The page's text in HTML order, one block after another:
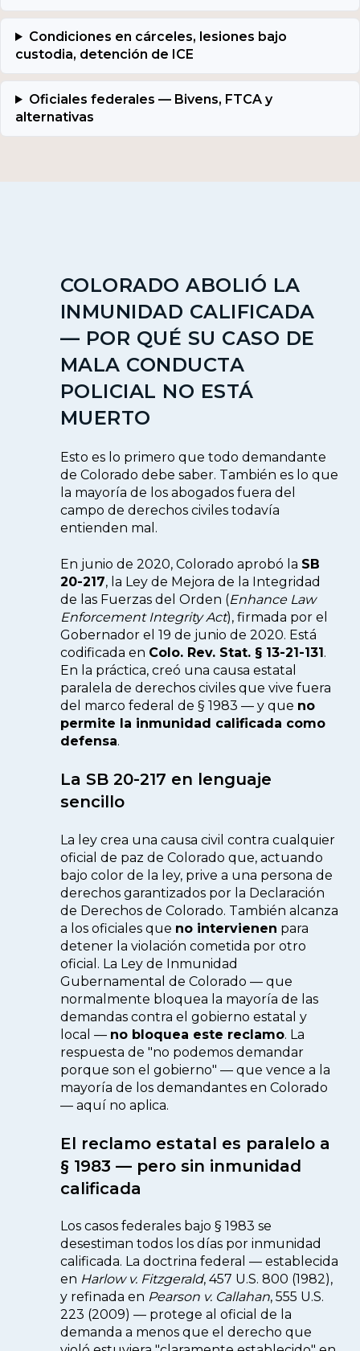
Condiciones en cárceles, lesiones bajo
custodia, detención de ICE
Oficiales federales — Bivens, FTCA y
alternativas
COLORADO ABOLIÓ LA
INMUNIDAD CALIFICADA
— POR QUÉ SU CASO DE
MALA CONDUCTA
POLICIAL NO ESTÁ
MUERTO
Esto es lo primero que todo demandante
de Colorado debe saber. También es lo que
la mayoría de los abogados fuera del
campo de derechos civiles todavía
entienden mal.
En junio de 2020, Colorado aprobó la SB
20-217, la Ley de Mejora de la Integridad
de las Fuerzas del Orden (Enhance Law
Enforcement Integrity Act), firmada por el
Gobernador el 19 de junio de 2020. Está
codificada en Colo. Rev. Stat. § 13-21-131.
En la práctica, creó una causa estatal
paralela de derechos civiles que vive fuera
del marco federal de § 1983 — y que no
permite la inmunidad calificada como
defensa.
La SB 20-217 en lenguaje
sencillo
La ley crea una causa civil contra cualquier
oficial de paz de Colorado que, actuando
bajo color de la ley, prive a una persona de
derechos garantizados por la Declaración
de Derechos de Colorado. También alcanza
a los oficiales que no intervienen para
detener la violación cometida por otro
oficial. La Ley de Inmunidad
Gubernamental de Colorado — que
normalmente bloquea la mayoría de las
demandas contra el gobierno estatal y
local — no bloquea este reclamo. La
respuesta de "no podemos demandar
porque son el gobierno" — que vence a la
mayoría de los demandantes en Colorado
— aquí no aplica.
El reclamo estatal es paralelo a
§ 1983 — pero sin inmunidad
calificada
Los casos federales bajo § 1983 se
desestiman todos los días por inmunidad
calificada. La doctrina federal — establecida
en Harlow v. Fitzgerald, 457 U.S. 800 (1982),
y refinada en Pearson v. Callahan, 555 U.S.
223 (2009) — protege al oficial de la
demanda a menos que el derecho que